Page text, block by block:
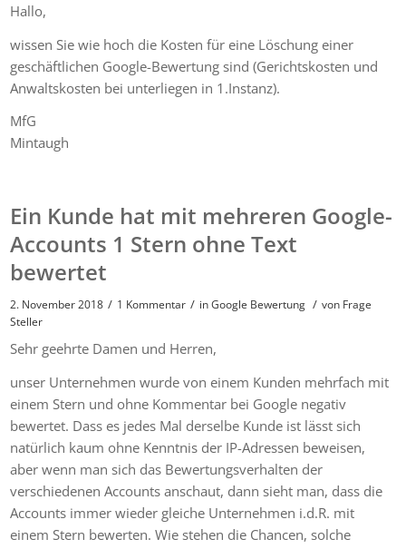
Hallo,
wissen Sie wie hoch die Kosten für eine Löschung einer
geschäftlichen Google-Bewertung sind (Gerichtskosten und
Anwaltskosten bei unterliegen in 1.Instanz).
MfG
Mintaugh
Ein Kunde hat mit mehreren Google-
Accounts 1 Stern ohne Text
bewertet
2. November 2018 / 1 Kommentar / inGoogle Bewertung / von Frage
Steller
Sehr geehrte Damen und Herren,
unser Unternehmen wurde von einem Kunden mehrfach mit
einem Stern und ohne Kommentar bei Google negativ
bewertet. Dass es jedes Mal derselbe Kunde ist lässt sich
natürlich kaum ohne Kenntnis der IP-Adressen beweisen,
aber wenn man sich das Bewertungsverhalten der
verschiedenen Accounts anschaut, dann sieht man, dass die
Accounts immer wieder gleiche Unternehmen i.d.R. mit
einem Stern bewerten. Wie stehen die Chancen, solche